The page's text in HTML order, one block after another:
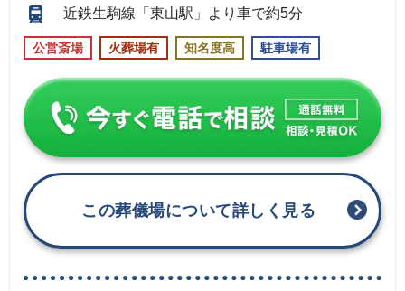
近鉄生駒線「東山駅」より車で約5分
公営斎場 火葬場有 知名度高 駐車場有
この葬儀場について詳しく見る